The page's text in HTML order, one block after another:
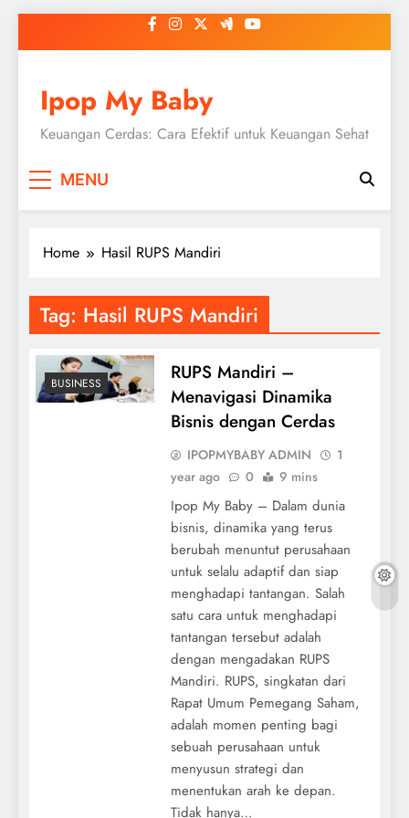
to
Ipop My Baby
Keuangan Cerdas: Cara Efektif untuk Keuangan Sehat
MENU
Home Hasil RUPS Mandiri
Tag: Hasil RUPS Mandiri
BUSINESS
RUPS Mandiri –
Menavigasi Dinamika
Bisnis dengan Cerdas
IPOPMYBABY ADMIN
1
year ago
0 9 mins
Ipop My Baby – Dalam dunia
bisnis, dinamika yang terus
berubah menuntut perusahaan
untuk selalu adaptif dan siap
menghadapi tantangan. Salah
satu cara untuk menghadapi
tantangan tersebut adalah
dengan mengadakan RUPS
Mandiri. RUPS, singkatan dari
Rapat Umum Pemegang Saham,
adalah momen penting bagi
sebuah perusahaan untuk
menyusun strategi dan
menentukan arah ke depan.
Tidak hanya…